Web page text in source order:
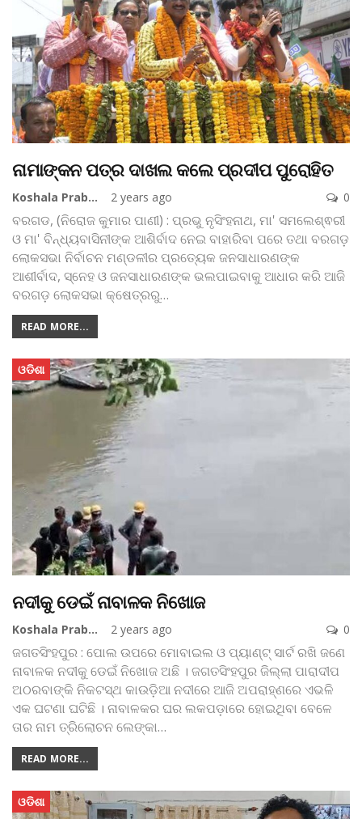
ନାମାଙ୍କନ ପତ୍ର ଦାଖଲ କଲେ ପ୍ରଦୀପ ପୁରୋହିତ
Koshala Prabaha 2 years ago 0
ବରଗଡ, (ନିରୋଜ କୁମାର ପାଣୀ) : ପ୍ରଭୁ ନୃସିଂହନାଥ, ମା' ସମଲେଶ୍ଵରୀ
ଓ ମା' ବିନ୍ଧ୍ୟବାସିନୀଙ୍କ ଆଶିର୍ବାଦ ନେଇ ବାହାରିବା ପରେ ତଥା ବରଗଡ଼
ଲୋକସଭା ନିର୍ବାଚନ ମଣ୍ଡଳୀର ପ୍ରତ୍ୟେକ ଜନସାଧାରଣଙ୍କ
ଆଶୀର୍ବାଦ, ସ୍ନେହ ଓ ଜନସାଧାରଣଙ୍କ ଭଲପାଇବାକୁ ଆଧାର କରି ଆଜି
ବରଗଡ଼ ଲୋକସଭା କ୍ଷେତ୍ରରୁ…
READ MORE...
ଓଡିଶା
ନଦୀକୁ ଡେଇଁ ନାବାଳକ ନିଖୋଜ
Koshala Prabaha 2 years ago 0
ଜଗତସିଂହପୁର : ପୋଲ ଉପରେ ମୋବାଇଲ ଓ ପ୍ୟାଣ୍ଟ୍ ସାର୍ଟ ରଖି ଜଣେ
ନାବାଳକ ନଦୀକୁ ଡେଇଁ ନିଖୋଜ ଅଛି । ଜଗତସିଂହପୁର ଜିଲ୍ଲା ପାରାଦୀପ
ଅଠରବାଙ୍କି ନିକଟସ୍ଥ କାଉଡ଼ିଆ ନଦୀରେ ଆଜି ଅପରାହ୍ଣରେ ଏଭଳି
ଏକ ଘଟଣା ଘଟିଛି । ନାବାଳକର ଘର ଲକପଡ଼ାରେ ହୋଇଥିବା ବେଳେ
ତାର ନାମ ତ୍ରିଲୋଚନ ଲେଙ୍କା…
READ MORE...
ଓଡିଶା